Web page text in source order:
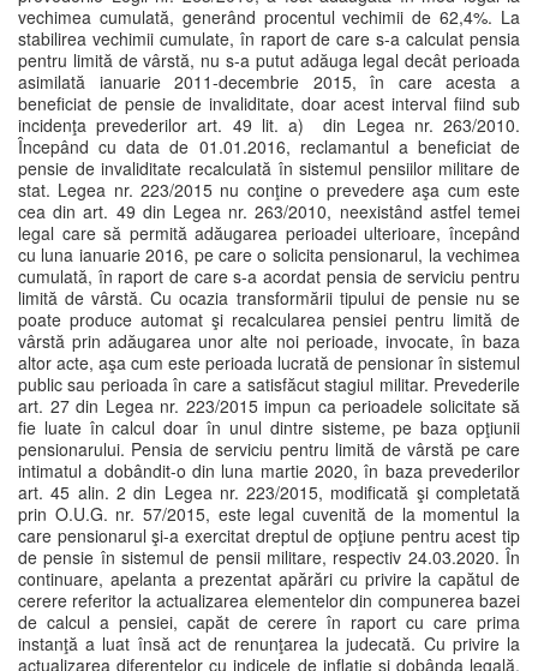
vechimea cumulată, generând procentul vechimii de 62,4%. La
stabilirea vechimii cumulate, în raport de care s-a calculat pensia
pentru limită de vârstă, nu s-a putut adăuga legal decât perioada
asimilată ianuarie 2011-decembrie 2015, în care acesta a
beneficiat de pensie de invaliditate, doar acest interval fiind sub
incidenţa prevederilor art. 49 lit. a) din Legea nr. 263/2010.
Începând cu data de 01.01.2016, reclamantul a beneficiat de
pensie de invaliditate recalculată în sistemul pensiilor militare de
stat. Legea nr. 223/2015 nu conţine o prevedere aşa cum este
cea din art. 49 din Legea nr. 263/2010, neexistând astfel temei
legal care să permită adăugarea perioadei ulterioare, începând
cu luna ianuarie 2016, pe care o solicita pensionarul, la vechimea
cumulată, în raport de care s-a acordat pensia de serviciu pentru
limită de vârstă. Cu ocazia transformării tipului de pensie nu se
poate produce automat şi recalcularea pensiei pentru limită de
vârstă prin adăugarea unor alte noi perioade, invocate, în baza
altor acte, aşa cum este perioada lucrată de pensionar în sistemul
public sau perioada în care a satisfăcut stagiul militar. Prevederile
art. 27 din Legea nr. 223/2015 impun ca perioadele solicitate să
fie luate în calcul doar în unul dintre sisteme, pe baza opţiunii
pensionarului. Pensia de serviciu pentru limită de vârstă pe care
intimatul a dobândit-o din luna martie 2020, în baza prevederilor
art. 45 alin. 2 din Legea nr. 223/2015, modificată şi completată
prin O.U.G. nr. 57/2015, este legal cuvenită de la momentul la
care pensionarul şi-a exercitat dreptul de opţiune pentru acest tip
de pensie în sistemul de pensii militare, respectiv 24.03.2020. În
continuare, apelanta a prezentat apărări cu privire la capătul de
cerere referitor la actualizarea elementelor din compunerea bazei
de calcul a pensiei, capăt de cerere în raport cu care prima
instanţă a luat însă act de renunţarea la judecată. Cu privire la
actualizarea diferenţelor cu indicele de inflaţie şi dobânda legală,